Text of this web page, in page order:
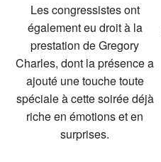
Les congressistes ont
également eu droit à la
prestation de Gregory
Charles, dont la présence a
ajouté une touche toute
spéciale à cette soirée déjà
riche en émotions et en
surprises.